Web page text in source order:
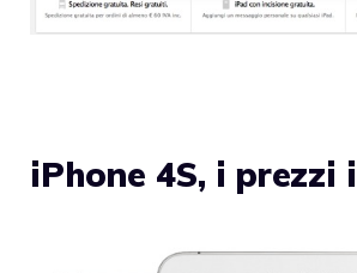
iPhone 4S, i